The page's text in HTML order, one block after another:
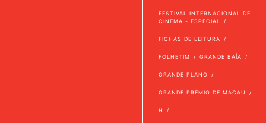
FESTIVAL INTERNACIONAL DE
CINEMA - ESPECIAL
FICHAS DE LEITURA
FOLHETIM GRANDE BAÍA
GRANDE PLANO
GRANDE PRÉMIO DE MACAU
H